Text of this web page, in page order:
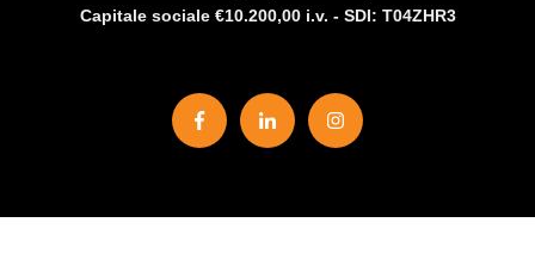
Capitale sociale €10.200,00 i.v. - SDI: T04ZHR3